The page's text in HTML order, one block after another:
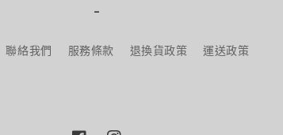
-
聯絡我們 服務條款 退換貨政策 運送政策